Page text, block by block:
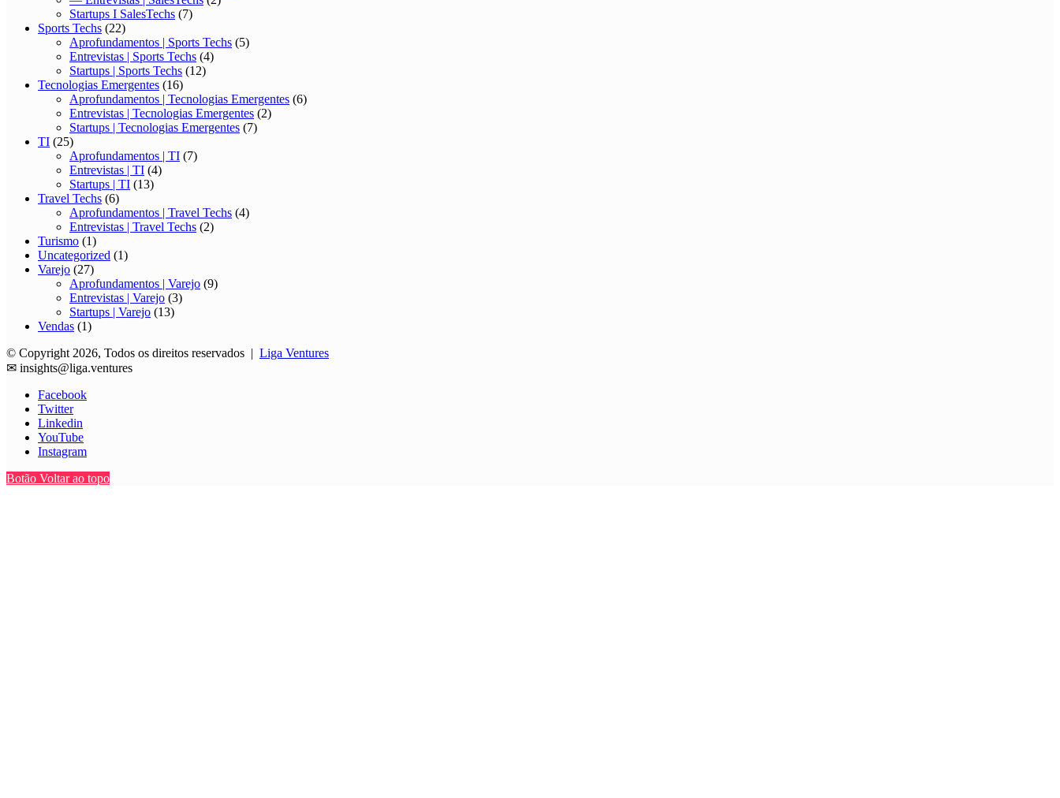
Startups I SalesTechs (7)
Sports Techs (22)
Aprofundamentos | Sports Techs (5)
Entrevistas | Sports Techs (4)
Startups | Sports Techs (12)
Tecnologias Emergentes (16)
Aprofundamentos | Tecnologias Emergentes (6)
Entrevistas | Tecnologias Emergentes (2)
Startups | Tecnologias Emergentes (7)
TI (25)
Aprofundamentos | TI (7)
Entrevistas | TI (4)
Startups | TI (13)
Travel Techs (6)
Aprofundamentos | Travel Techs (4)
Entrevistas | Travel Techs (2)
Turismo (1)
Uncategorized (1)
Varejo (27)
Aprofundamentos | Varejo (9)
Entrevistas | Varejo (3)
Startups | Varejo (13)
Vendas (1)
© Copyright 2026, Todos os direitos reservados | Liga Ventures
✉ insights@liga.ventures
Facebook
Twitter
Linkedin
YouTube
Instagram
Botão Voltar ao topo